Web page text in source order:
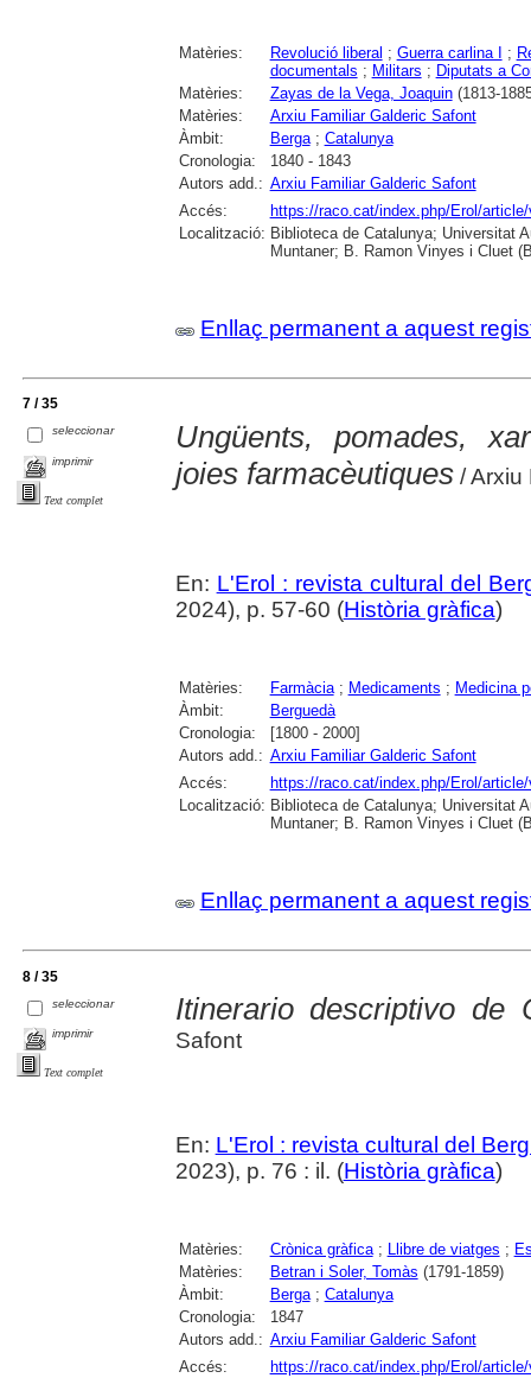
Matèries: Revolució liberal ; Guerra carlina I ;
documentals ; Militars ; Diputats a
Matèries:
Zayas de la Vega, Joaquin(1813-
Matèries:
Arxiu Familiar Galderic Safont
Àmbit:
Berga; Catalunya
Cronologia:
1840 - 1843
Autors add.: Arxiu Familiar Galderic Safont
Accés:
https://raco.cat/index.php/Erol/article/
Localització: Biblioteca de Catalunya; Universitat
Muntaner; B. Ramon Vinyes i Cluet
Enllaç permanent a aquest
7 / 35
seleccionar
imprimir
Text complet
Ungüents, pomades,
joies farmacèutiques/ Arxiu
En: L'Erol : revista cultural del
2024), p. 57-60 (Història gràfica)
Matèries: Farmàcia; Medicaments ; Medicina
Àmbit:
Berguedà
Cronologia:
[1800 - 2000]
Autors add.: Arxiu Familiar Galderic Safont
Accés:
https://raco.cat/index.php/Erol/article/
Localització: Biblioteca de Catalunya; Universitat
Muntaner; B. Ramon Vinyes i Cluet
Enllaç permanent a aquest
8 / 35
seleccionar
imprimir
Text complet
Itinerario descriptivo de
Safont
En: L'Erol : revista cultural del
2023), p. 76 : il. (Història gràfica)
Matèries: Crònica gràfica; Llibre de viatges ;
Matèries:
Betran i Soler, Tomàs (1791-1859)
Àmbit:
Berga; Catalunya
Cronologia:
1847
Autors add.: Arxiu Familiar Galderic Safont
Accés:
https://raco.cat/index.php/Erol/